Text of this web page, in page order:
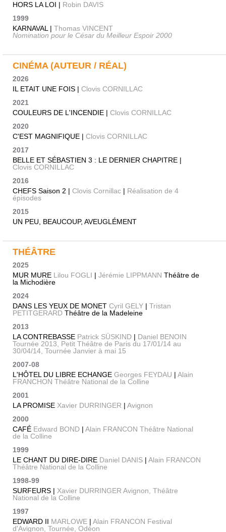
HORS LA LOI | Robin DAVIS
1999
KARNAVAL | Thomas VINCENT
Nomination pour le César du Meilleur Espoir 2000
CINÉMA (AUTEUR / RÉAL)
2026
IL ETAIT UNE FOIS | Clovis CORNILLAC
2021
COULEURS DE L'INCENDIE | Clovis CORNILLAC
2020
C'EST MAGNIFIQUE | Clovis CORNILLAC
2017
BELLE ET SÉBASTIEN 3 : LE DERNIER CHAPITRE |
Clovis CORNILLAC
2016
CHEFS Saison 2 | Clovis Cornillac | Réalisation de 4
épisodes
2015
UN PEU, BEAUCOUP, AVEUGLÉMENT
THÉÂTRE
2025
MUR MURE Lilou FOGLI | Jérémie LIPPMANN Théâtre de
la Michodière
2024
DANS LES YEUX DE MONET Cyril GELY | Tristan
PETITGERARD Théâtre de la Madeleine
2013
LA CONTREBASSE Patrick SÜSKIND | Daniel BENOIN
Tournée 2013, Petit Théâtre de Paris du 17/01/14 au
30/04/14, Tournée Janvier à mai 15
2007-08
L'HÔTEL DU LIBRE ECHANGE Georges FEYDAU | Alain
FRANCHON Théâtre National de la Colline
2001
LA PROMISE Xavier DURRINGER | Avignon
2000
CAFÉ Edward BOND | Alain FRANCON Théâtre National
de la Colline
1999
LE CHANT DU DIRE-DIRE Daniel DANIS | Alain FRANCON
Théâtre National de la Colline
1998-99
SURFEURS | Xavier DURRINGER Avignon, Théâtre
National de la Colline
1997
EDWARD II MARLOWE | Alain FRANCON Festival
d'Avignon, Tournée, Odéon